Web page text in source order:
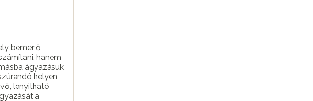
bemenő
hanem
ágyazásuk
lenyitható
a